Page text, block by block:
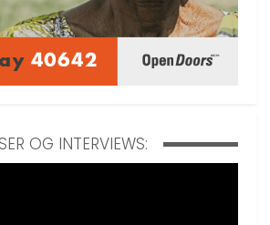
OG INTERVIEWS: